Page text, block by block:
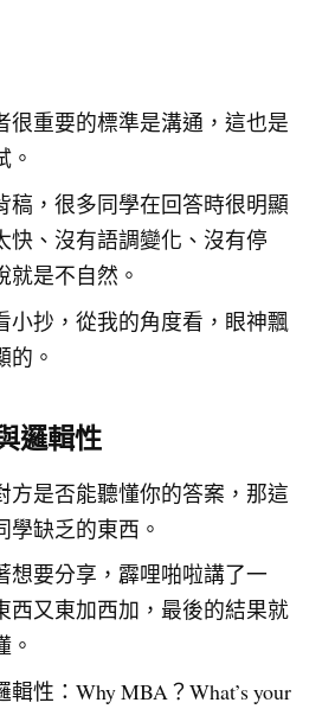
很重要的標準是溝通，這也是
。
稿，很多同學在回答時很明顯
快、沒有語調變化、沒有停
就是不自然。
小抄，從我的角度看，眼神飄
的。
邏輯性
方是否能聽懂你的答案，那這
學缺乏的東西。
想要分享，霹哩啪啦講了一
西又東加西加，最後的結果就
。
性：Why MBA？What’s your